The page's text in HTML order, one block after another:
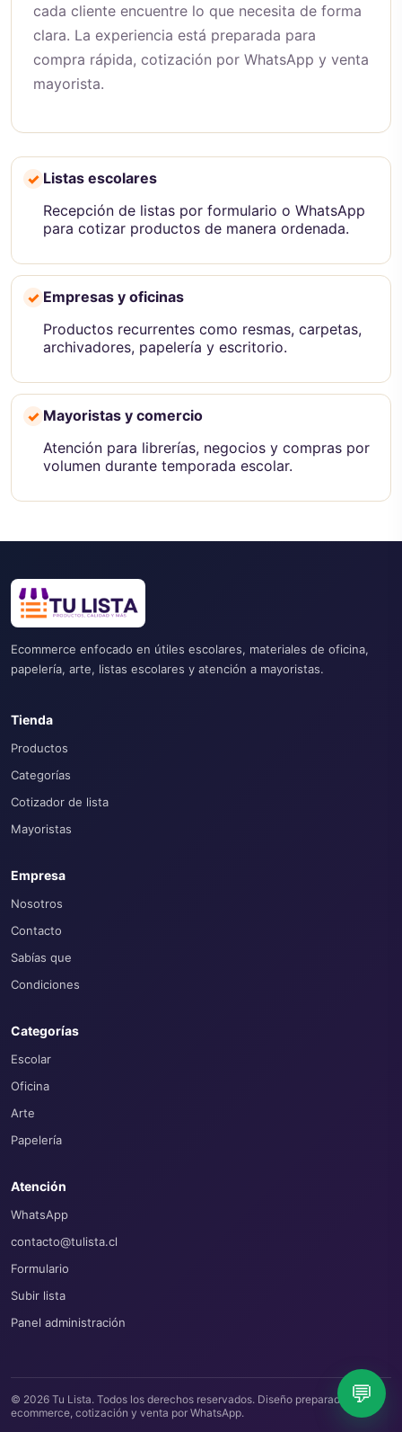
cada cliente encuentre lo que necesita de forma
clara. La experiencia está preparada para
compra rápida, cotización por WhatsApp y venta
mayorista.
✓ Listas escolares
Recepción de listas por formulario o WhatsApp
para cotizar productos de manera ordenada.
✓ Empresas y oficinas
Productos recurrentes como resmas, carpetas,
archivadores, papelería y escritorio.
✓ Mayoristas y comercio
Atención para librerías, negocios y compras por
volumen durante temporada escolar.
Ecommerce enfocado en útiles escolares, materiales de oficina,
papelería, arte, listas escolares y atención a mayoristas.
Tienda
Productos
Categorías
Cotizador de lista
Mayoristas
Empresa
Nosotros
Contacto
Sabías que
Condiciones
Categorías
Escolar
Oficina
Arte
Papelería
Atención
WhatsApp
contacto@tulista.cl
Formulario
Subir lista
Panel administración
© 2026 Tu Lista. Todos los derechos reservados. Diseño preparado para
ecommerce, cotización y venta por WhatsApp.
💬